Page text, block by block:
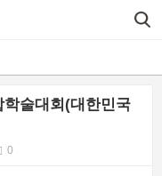
술대회(대한민국
0